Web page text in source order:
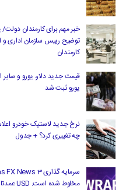
خبر مهم برای کارمندان
توضیح رییس سازمان اداری و
کارمندان
یورو ثبت شد
نرخ جدید لاستیک خودرو
چه تغییری کرد؟ + جدول
مخلوط شده است. USD عمدتا پایین.